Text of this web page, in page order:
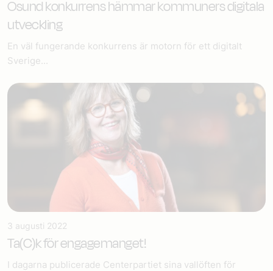
Osund konkurrens hämmar kommuners digitala
utveckling
En väl fungerande konkurrens är motorn för ett digitalt
Sverige...
3 augusti 2022
Ta(C)k för engagemanget!
I dagarna publicerade Centerpartiet sina vallöften för